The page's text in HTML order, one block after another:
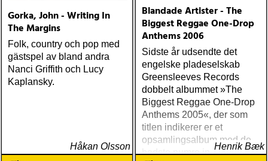
Gorka, John - Writing In
The Margins
Folk, country och pop med
gästspel av bland andra
Nanci Griffith och Lucy
Kaplansky.
Håkan Olsson
Blandade Artister - The
Biggest Reggae One-Drop
Anthems 2006
Sidste år udsendte det
engelske pladeselskab
Greensleeves Records
dobbelt albummet »The
Biggest Reggae One-Drop
Anthems 2005«, der som
titlen indikerer er et
opsamlingsalbum med de
bedste numre indenfor den
Henrik Bæk